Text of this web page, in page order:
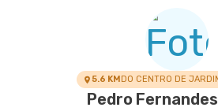
5.6 KMDO CENTRO DE
Pedro